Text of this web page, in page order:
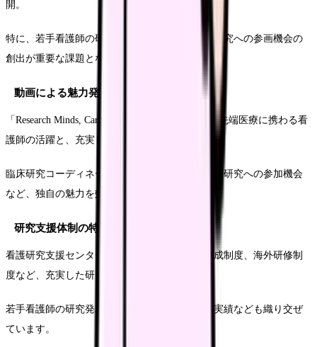
開。
特に、若手看護師の研究マインド育成と、臨床研究への参画機会の
創出が重要な課題となっていました。
動画による魅力発信
「Research Minds, Caring Hearts」をテーマに、最先端医療に携わる看
護師の活躍と、充実した研究支援体制を紹介。
臨床研究コーディネーターとの協働や、国際共同研究への参加機会
など、独自の魅力を効果的に表現しています。
研究支援体制の特徴
看護研究支援センターの活動や、院内研究費助成制度、海外研修制
度など、充実した研究環境を具体的に紹介。
若手看護師の研究発表事例や、論文投稿支援の実績なども織り交ぜ
ています。